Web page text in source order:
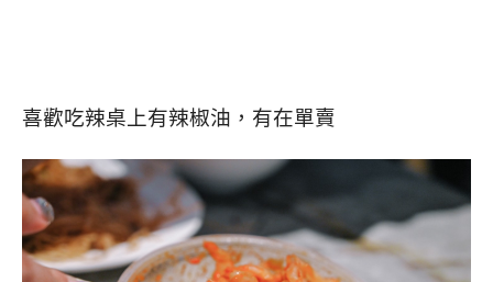
喜歡吃辣桌上有辣椒油，有在單賣